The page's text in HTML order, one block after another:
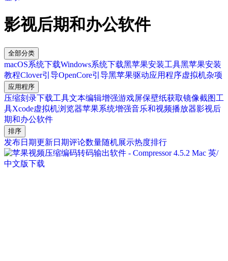
影视后期和办公软件
全部分类
macOS系统下载Windows系统下载黑苹果安装工具黑苹果安装
教程Clover引导OpenCore引导黑苹果驱动应用程序虚拟机杂项
应用程序
压缩刻录下载工具文本编辑增强游戏屏保壁纸获取镜像截图工
具Xcode虚拟机浏览器苹果系统增强音乐和视频播放器影视后
期和办公软件
排序
发布日期更新日期评论数量随机展示热度排行